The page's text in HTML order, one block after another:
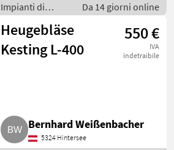
Impianti di
movimentazione
e trasporto /
Soffiatori
Da 14 giorni online
Heugebläse
Kesting L-400
550 €
IVA
indetraibile
Bernhard Weißenbacher
5324 Hintersee